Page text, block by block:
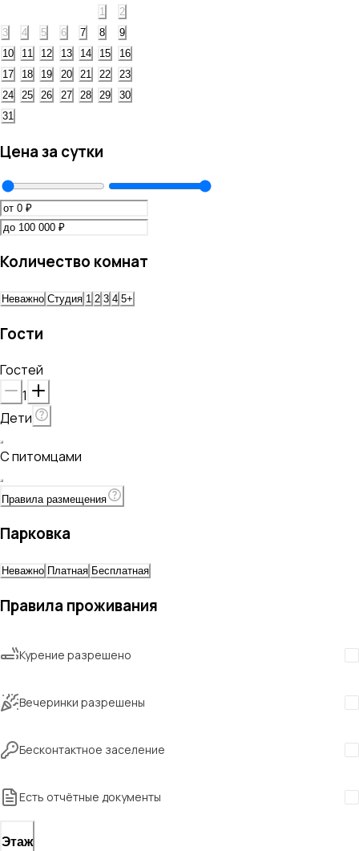
1
2
3
4 5 6 7 8
9
10
11 12 13 14 15
16
17
18 19 20 21 22
23
24
25 26 27 28 29
30
31
Цена за сутки
Количество комнат
Неважно Студия 1 2 3 4 5+
Гости
Гостей
1
Дети
С питомцами
Правила размещения
Парковка
Неважно Платная Бесплатная
Правила проживания
Курение разрешено
Вечеринки разрешены
Бесконтактное заселение
Есть отчётные документы
Этаж